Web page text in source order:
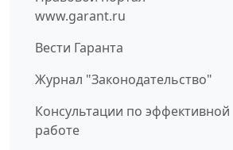
www.garant.ru
Вести Гаранта
Журнал "Законодательство"
Консультации по эффективной
работе